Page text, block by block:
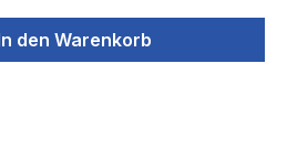
gewünschten Wert
den Warenkorb